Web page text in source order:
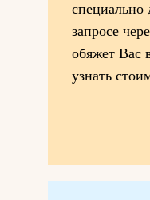
специально
запросе
обяжет Вас
узнать